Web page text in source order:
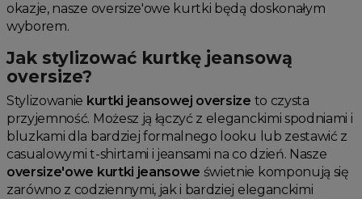
okazje, nasze oversize'owe kurtki będą doskonałym
wyborem.
Jak stylizować kurtkę jeansową
oversize?
Stylizowanie kurtki jeansowej oversize to czysta
przyjemność. Możesz ją łączyć z eleganckimi spodniami i
bluzkami dla bardziej formalnego looku lub zestawić z
casualowymi t-shirtami i jeansami na co dzień. Nasze
oversize'owe kurtki jeansowe świetnie komponują się
zarówno z codziennymi, jak i bardziej eleganckimi